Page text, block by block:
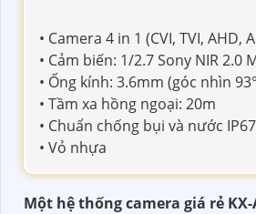
• Camera 4 in 1 (CVI, TVI, AHD,
• Cảm biến: 1/2.7 Sony NIR 2.0
• Ống kính: 3.6mm (góc nhìn
• Tầm xa hồng ngoại: 20m
• Chuẩn chống bụi và nước
• Vỏ nhựa
Một hệ thống camera giá rẻ KX-